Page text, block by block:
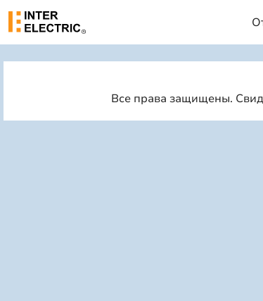
Все права защищены.